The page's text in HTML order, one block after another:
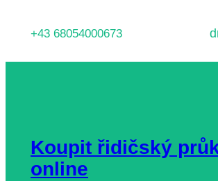
obsah
+43 68054000673
Koupit řidičský
online